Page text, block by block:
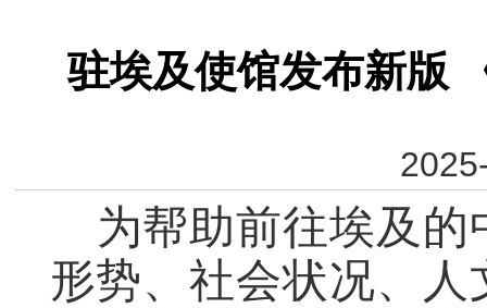
驻埃及使馆发布新版
为帮助前往埃及
形势、社会状况、